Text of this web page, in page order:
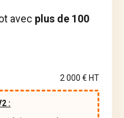
avec plus de 100
2 000 € HT
: